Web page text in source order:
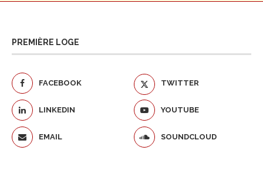
PREMIÈRE LOGE
FACEBOOK TWITTER
LINKEDIN YOUTUBE
EMAIL SOUNDCLOUD